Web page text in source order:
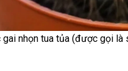
gai nhọn tua tủa (được gọi